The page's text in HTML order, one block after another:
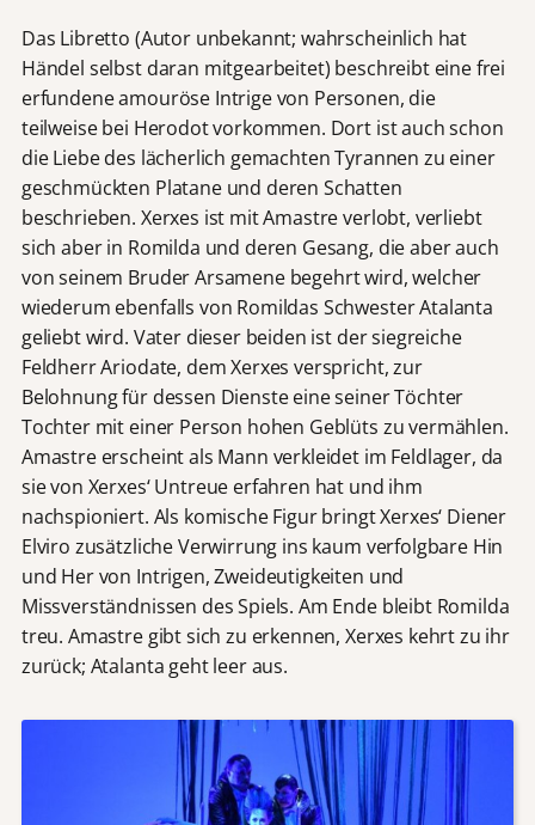
Das Libretto (Autor unbekannt; wahrscheinlich hat
Händel selbst daran mitgearbeitet) beschreibt eine frei
erfundene amouröse Intrige von Personen, die
teilweise bei Herodot vorkommen. Dort ist auch schon
die Liebe des lächerlich gemachten Tyrannen zu einer
geschmückten Platane und deren Schatten
beschrieben. Xerxes ist mit Amastre verlobt, verliebt
sich aber in Romilda und deren Gesang, die aber auch
von seinem Bruder Arsamene begehrt wird, welcher
wiederum ebenfalls von Romildas Schwester Atalanta
geliebt wird. Vater dieser beiden ist der siegreiche
Feldherr Ariodate, dem Xerxes verspricht, zur
Belohnung für dessen Dienste eine seiner Töchter
Tochter mit einer Person hohen Geblüts zu vermählen.
Amastre erscheint als Mann verkleidet im Feldlager, da
sie von Xerxes‘ Untreue erfahren hat und ihm
nachspioniert. Als komische Figur bringt Xerxes‘ Diener
Elviro zusätzliche Verwirrung ins kaum verfolgbare Hin
und Her von Intrigen, Zweideutigkeiten und
Missverständnissen des Spiels. Am Ende bleibt Romilda
treu. Amastre gibt sich zu erkennen, Xerxes kehrt zu ihr
zurück; Atalanta geht leer aus.